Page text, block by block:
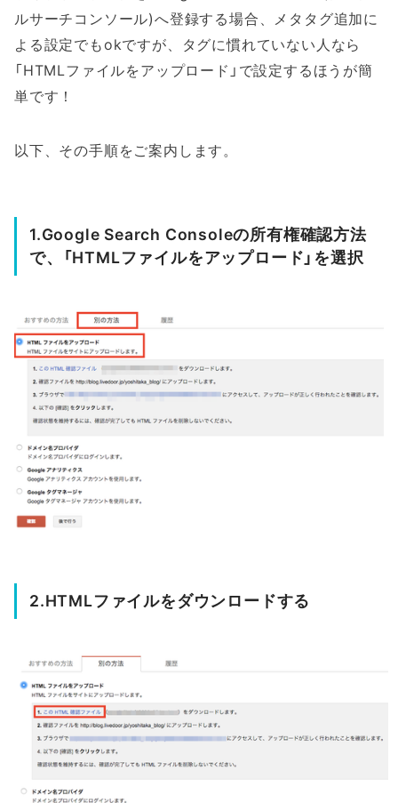
ルサーチコンソール)へ登録する場合、メタタグ追加に
よる設定でもokですが、タグに慣れていない人なら
「HTMLファイルをアップロード」で設定するほうが簡
単です！
以下、その手順をご案内します。
1.Google Search Consoleの所有権確認方法
で、「HTMLファイルをアップロード」を選択
2.HTMLファイルをダウンロードする